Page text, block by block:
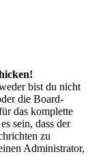
bist du nicht
die Board-
das komplette
sein, dass der
zu
Administrator,